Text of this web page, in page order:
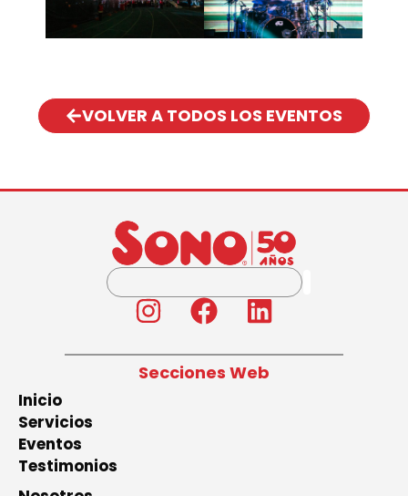
VOLVER A TODOS LOS EVENTOS
Secciones Web
Inicio
Servicios
Eventos
Testimonios